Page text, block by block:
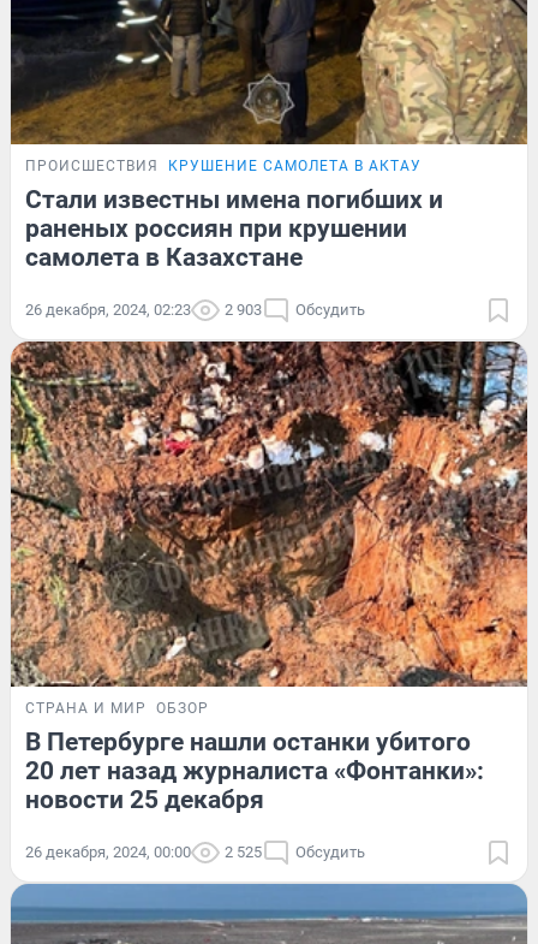
ПРОИСШЕСТВИЯ КРУШЕНИЕ САМОЛЕТА В АКТАУ
Стали известны имена погибших и
раненых россиян при крушении
самолета в Казахстане
26 декабря, 2024, 02:23 2 903 Обсудить
СТРАНА И МИР ОБЗОР
В Петербурге нашли останки убитого
20 лет назад журналиста «Фонтанки»:
новости 25 декабря
26 декабря, 2024, 00:00 2 525 Обсудить